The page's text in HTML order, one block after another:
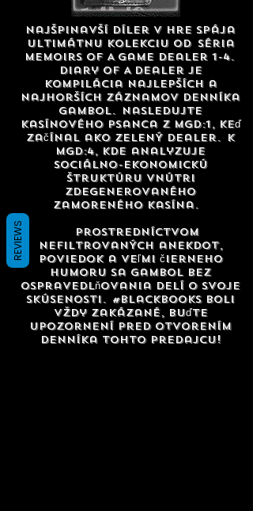
Najšpinavší díler v hre spája
ultimátnu kolekciu od Séria
Memoirs Of A Game Dealer 1-4.
Diary Of A Dealer je
kompilácia najlepších a
najhorších záznamov denníka
Gambol. Nasledujte
kasínového psanca z MGD:1, keď
začínal ako zelený dealer. K
MGD:4, kde analyzuje
sociálno-ekonomickú
štruktúru vnútri
zdegenerovaného
zamoreného kasína.
Prostredníctvom
nefiltrovaných anekdot,
poviedok a veľmi čierneho
humoru sa Gambol bez
ospravedlňovania delí o svoje
skúsenosti. #BlackBooks boli
vždy zakázané, buďte
upozornení pred otvorením
denníka tohto predajcu!
REVIEWS